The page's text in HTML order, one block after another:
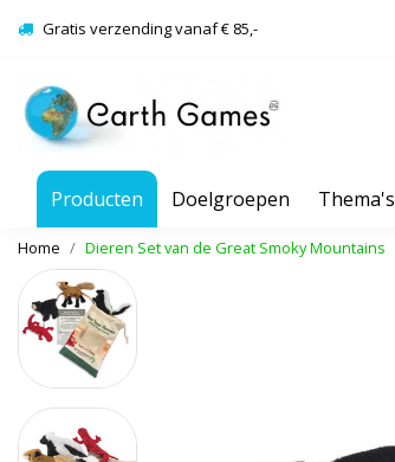
Gratis verzending vanaf € 85,-
Producten Doelgroepen Thema's
Home Dieren Set van de Great Smoky Mountains